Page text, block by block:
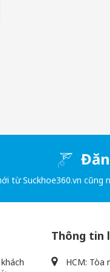
và EPA, hai loại axit
nhiệt, giải độc, tăng
từ Suckhoe360.vn cũng
Thông tin
HCM: Tòa